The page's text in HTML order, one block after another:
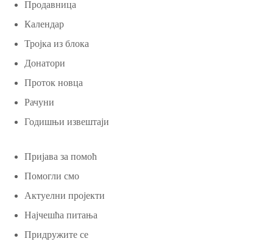
Продавница
Календар
Тројка из блока
Донатори
Проток новца
Рачуни
Годишњи извештаји
Пријава за помоћ
Помогли смо
Актуелни пројекти
Најчешћа питања
Придружите се